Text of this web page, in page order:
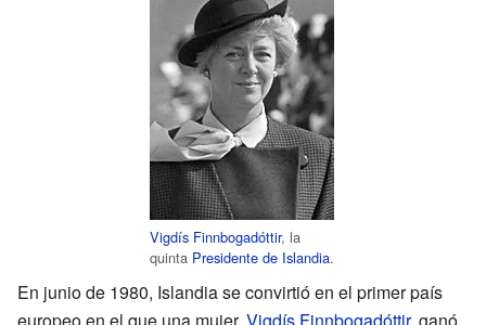
Vigdís Finnbogadóttir, la
quinta Presidente de Islandia.
En junio de 1980, Islandia se convirtió en el primer país